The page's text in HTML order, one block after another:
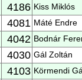
4186 Kiss Miklós
4081 Máté Endre
4042 Bodnár
4030 Gál Zoltán
4103 Körmendi